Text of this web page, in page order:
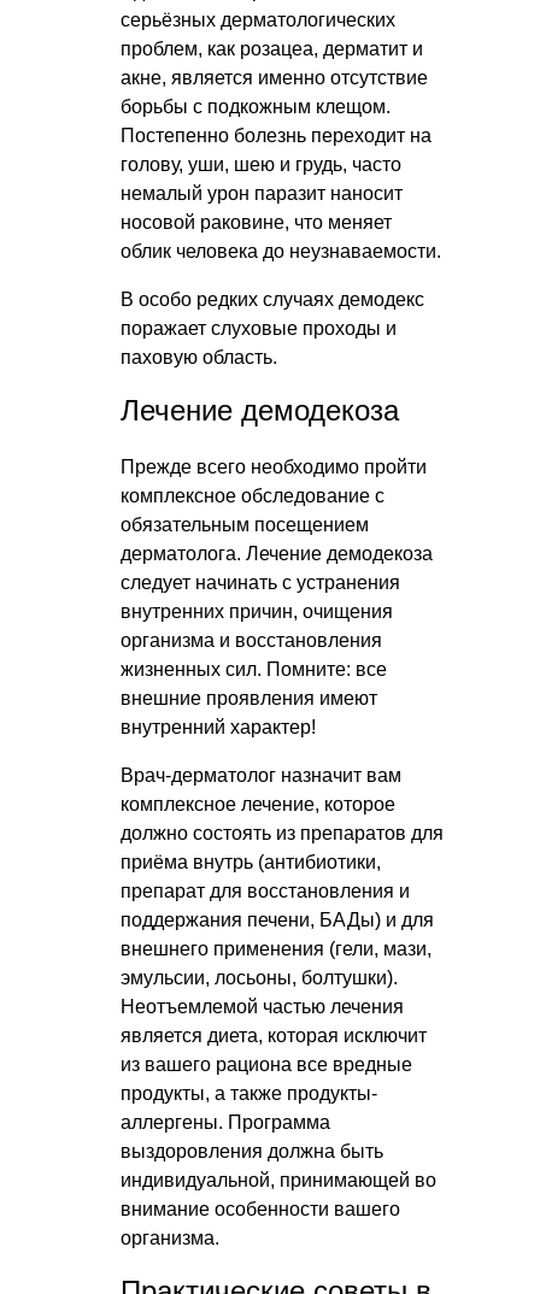
серьёзных дерматологических
проблем, как розацеа, дерматит и
акне, является именно отсутствие
борьбы с подкожным клещом.
Постепенно болезнь переходит на
голову, уши, шею и грудь, часто
немалый урон паразит наносит
носовой раковине, что меняет
облик человека до неузнаваемости.
В особо редких случаях демодекс
поражает слуховые проходы и
паховую область.
Лечение демодекоза
Прежде всего необходимо пройти
комплексное обследование с
обязательным посещением
дерматолога. Лечение демодекоза
следует начинать с устранения
внутренних причин, очищения
организма и восстановления
жизненных сил. Помните: все
внешние проявления имеют
внутренний характер!
Врач-дерматолог назначит вам
комплексное лечение, которое
должно состоять из препаратов для
приёма внутрь (антибиотики,
препарат для восстановления и
поддержания печени, БАДы) и для
внешнего применения (гели, мази,
эмульсии, лосьоны, болтушки).
Неотъемлемой частью лечения
является диета, которая исключит
из вашего рациона все вредные
продукты, а также продукты-
аллергены. Программа
выздоровления должна быть
индивидуальной, принимающей во
внимание особенности вашего
организма.